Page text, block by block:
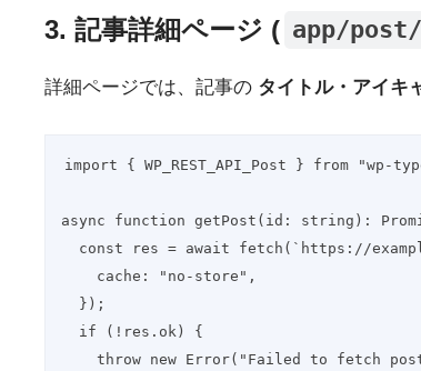
3. 記事詳細ページ ( app/
詳細ページでは、記事の タイトル・アイキ
import { WP_REST_API_Post } from "wp-
async function getPost(id: string):
const res = await fetch(`https://
    cache: "no-store",
  });
  if (!res.ok) {
throw new Error("Failed to fetch